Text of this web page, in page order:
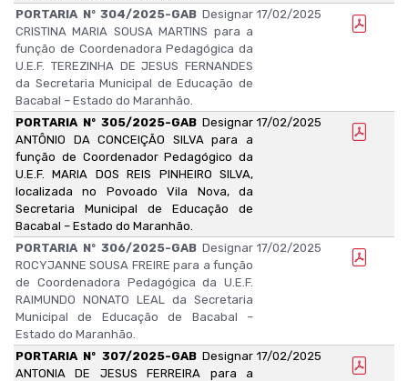
PORTARIA Nº 304/2025-GAB Designar
CRISTINA MARIA SOUSA MARTINS para a
função de Coordenadora Pedagógica da
U.E.F. TEREZINHA DE JESUS FERNANDES
da Secretaria Municipal de Educação de
Bacabal – Estado do Maranhão.
17/02/2025
PORTARIA Nº 305/2025-GAB Designar
ANTÔNIO DA CONCEIÇÃO SILVA para a
função de Coordenador Pedagógico da
U.E.F. MARIA DOS REIS PINHEIRO SILVA,
localizada no Povoado Vila Nova, da
Secretaria Municipal de Educação de
Bacabal – Estado do Maranhão.
17/02/2025
PORTARIA Nº 306/2025-GAB Designar
ROCYJANNE SOUSA FREIRE para a função
de Coordenadora Pedagógica da U.E.F.
RAIMUNDO NONATO LEAL da Secretaria
Municipal de Educação de Bacabal –
Estado do Maranhão.
17/02/2025
PORTARIA Nº 307/2025-GAB Designar
ANTONIA DE JESUS FERREIRA para a
17/02/2025